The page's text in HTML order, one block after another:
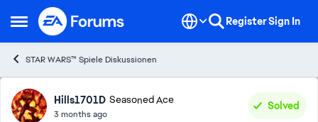
Open Side Menu
Skip to content RegisterSign In
STAR WARS™ Spiele Diskussionen
Forum Discussion
Hills1701D Seasoned Ace
3 months ago
Solved